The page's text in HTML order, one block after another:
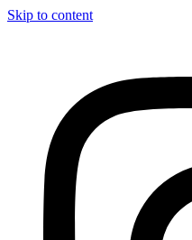
Skip to content